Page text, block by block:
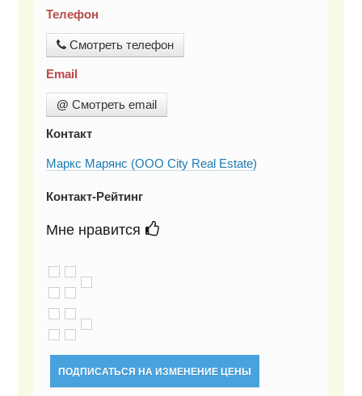
Телефон
Смотреть телефон
Email
@ Смотреть email
Контакт
Маркс Марянс (ООО City Real Estate)
Контакт-Рейтинг
Мне нравится
ПОДПИСАТЬСЯ НА ИЗМЕНЕНИЕ ЦЕНЫ